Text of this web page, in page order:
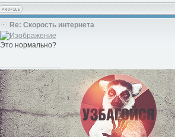
Re: Скорость интернета
Это нормально?